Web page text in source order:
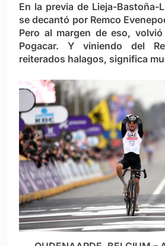
En la previa de Lieja-Bastoña-
se decantó por Remco
Pero al margen de eso,
Pogacar. Y viniendo del
reiterados halagos, significa